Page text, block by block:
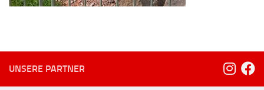
UNSERE PARTNER